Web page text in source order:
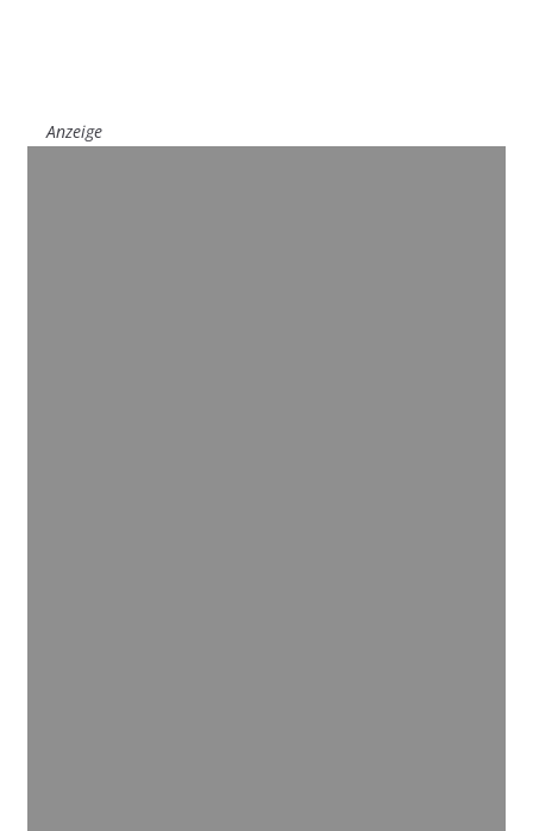
Anzeige